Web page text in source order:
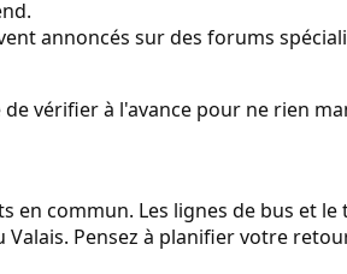
annoncés sur des forums
vérifier à l'avance pour ne rien
en commun. Les lignes de bus et le
Pensez à planifier votre